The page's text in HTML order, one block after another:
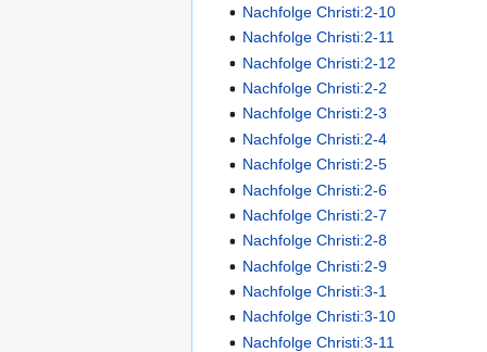
Nachfolge Christi:2-10
Nachfolge Christi:2-11
Nachfolge Christi:2-12
Nachfolge Christi:2-2
Nachfolge Christi:2-3
Nachfolge Christi:2-4
Nachfolge Christi:2-5
Nachfolge Christi:2-6
Nachfolge Christi:2-7
Nachfolge Christi:2-8
Nachfolge Christi:2-9
Nachfolge Christi:3-1
Nachfolge Christi:3-10
Nachfolge Christi:3-11